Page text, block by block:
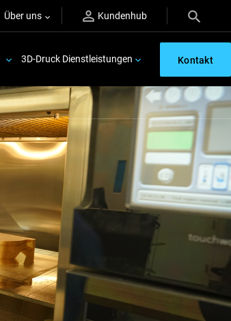
Über uns Kundenhub
3D-Druck Dienstleistungen Kontakt